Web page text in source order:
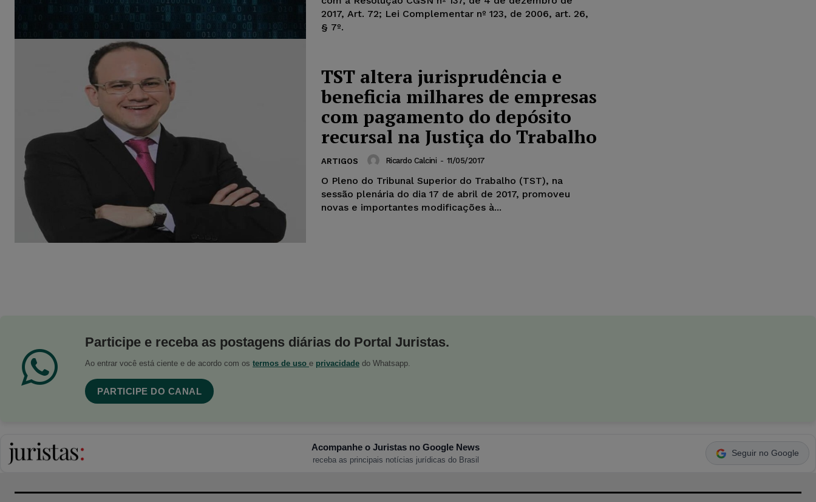
2017, Art. 72; Lei Complementar nº 123, de 2006, art. 26,
§ 7º.
TST altera jurisprudência e
beneficia milhares de empresas
com pagamento do depósito
recursal na Justiça do Trabalho
ARTIGOS Ricardo Calcini - 11/05/2017
O Pleno do Tribunal Superior do Trabalho (TST), na
sessão plenária do dia 17 de abril de 2017, promoveu
novas e importantes modificações à...
Participe e receba as postagens diárias do Portal Juristas.
Ao entrar você está ciente e de acordo com os termos de uso e privacidade do Whatsapp.
PARTICIPE DO CANAL
Acompanhe o Juristas no Google News
receba as principais notícias jurídicas do Brasil
Seguir no Google